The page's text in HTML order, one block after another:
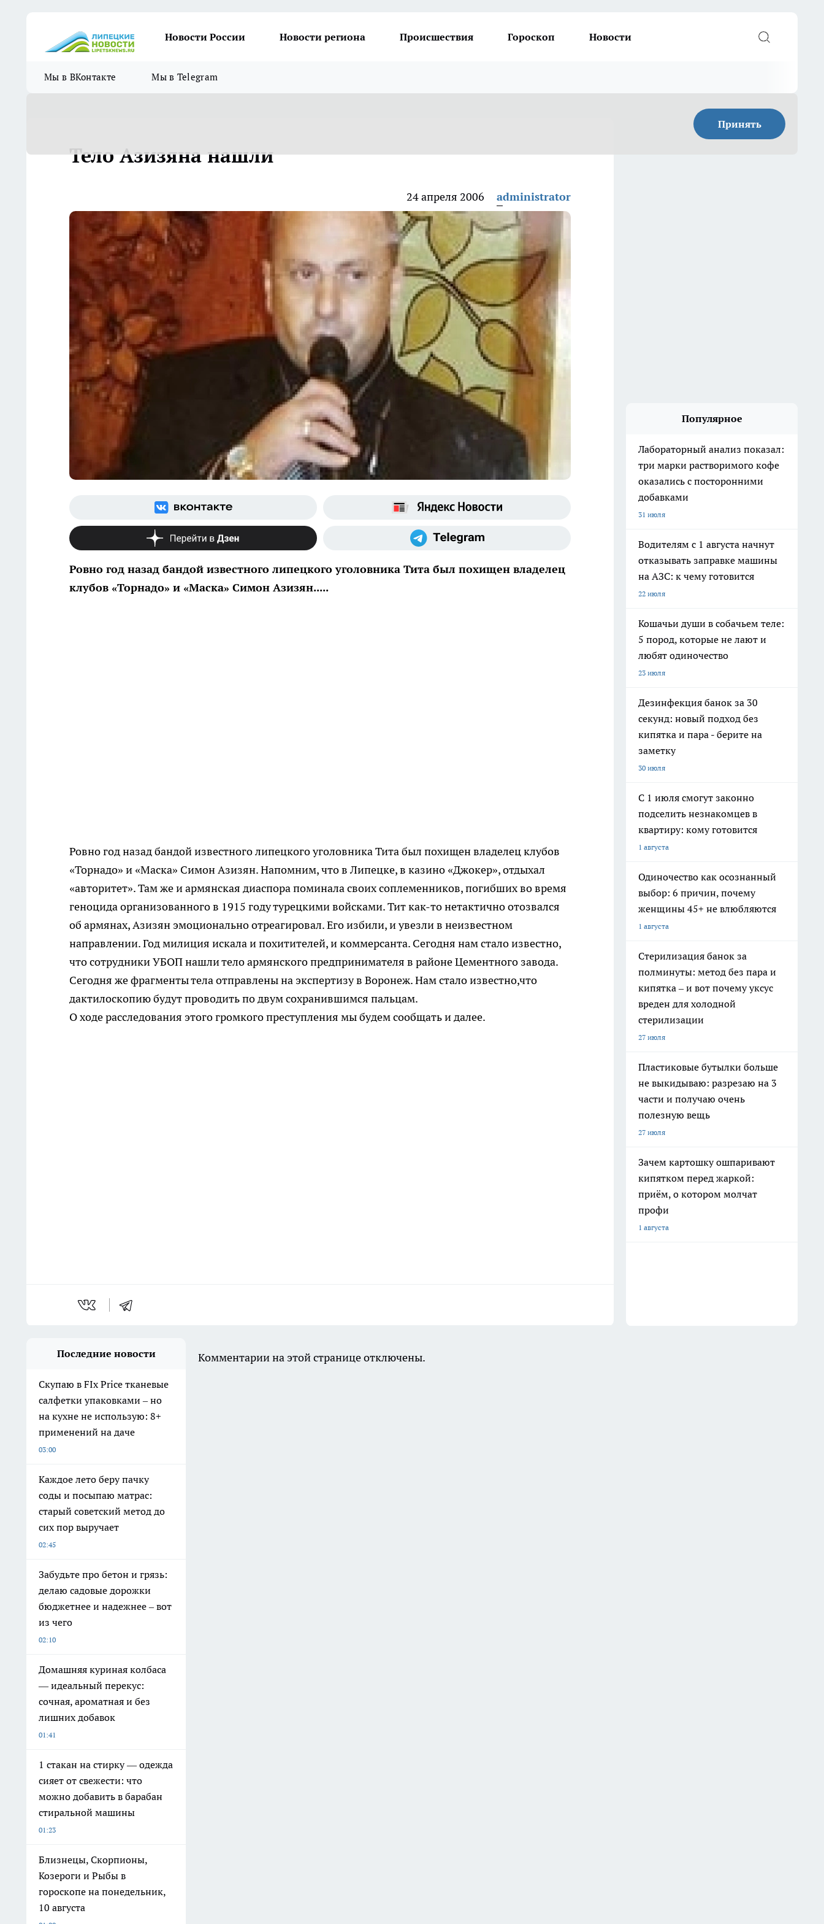
Новости России Новости региона Происшествия Гороскоп Новости
Мы в ВКонтакте Мы в Telegram
Принять
Тело Азизяна нашли
24 апреля 2006 administrator
Ровно год назад бандой известного липецкого уголовника Тита был похищен владелец
клубов «Торнадо» и «Маска» Симон Азизян.....
Ровно год назад бандой известного липецкого уголовника Тита был похищен владелец клубов
«Торнадо» и «Маска» Симон Азизян. Напомним, что в Липецке, в казино «Джокер», отдыхал
«авторитет». Там же и армянская диаспора поминала своих соплеменников, погибших во время
геноцида организованного в 1915 году турецкими войсками. Тит как-то нетактично отозвался
об армянах, Азизян эмоционально отреагировал. Его избили, и увезли в неизвестном
направлении. Год милиция искала и похитителей, и коммерсанта. Сегодня нам стало известно,
что сотрудники УБОП нашли тело армянского предпринимателя в районе Цементного завода.
Сегодня же фрагменты тела отправлены на экспертизу в Воронеж. Нам стало известно,что
дактилоскопию будут проводить по двум сохранившимся пальцам.
О ходе расследования этого громкого преступления мы будем сообщать и далее.
Популярное
Лабораторный анализ показал:
три марки растворимого кофе
оказались с посторонними
добавками
31 июля
Водителям с 1 августа начнут
отказывать заправке машины
на АЗС: к чему готовится
22 июля
Кошачьи души в собачьем теле:
5 пород, которые не лают и
любят одиночество
23 июля
Дезинфекция банок за 30
секунд: новый подход без
кипятка и пара - берите на
заметку
30 июля
С 1 июля смогут законно
подселить незнакомцев в
квартиру: кому готовится
1 августа
Одиночество как осознанный
выбор: 6 причин, почему
женщины 45+ не влюбляются
1 августа
Стерилизация банок за
полминуты: метод без пара и
кипятка – и вот почему уксус
вреден для холодной
стерилизации
27 июля
Пластиковые бутылки больше
не выкидываю: разрезаю на 3
части и получаю очень
полезную вещь
27 июля
Зачем картошку ошпаривают
кипятком перед жаркой:
приём, о котором молчат
профи
1 августа
Последние новости
Скупаю в FIx Price тканевые
салфетки упаковками – но
на кухне не использую: 8+
применений на даче
03:00
Каждое лето беру пачку
соды и посыпаю матрас:
старый советский метод до
сих пор выручает
02:45
Забудьте про бетон и грязь:
делаю садовые дорожки
бюджетнее и надежнее – вот
из чего
02:10
Домашняя куриная колбаса
— идеальный перекус:
сочная, ароматная и без
лишних добавок
01:41
1 стакан на стирку — одежда
сияет от свежести: что
можно добавить в барабан
стиральной машины
01:23
Близнецы, Скорпионы,
Козероги и Рыбы в
гороскопе на понедельник,
10 августа
Комментарии на этой странице отключены.